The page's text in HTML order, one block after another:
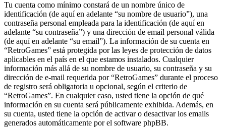
Tu cuenta como mínimo constará de un nombre único de
identificación (de aquí en adelante “su nombre de usuario”), una
contraseña personal empleada para la identificación (de aquí en
adelante “su contraseña”) y una dirección de email personal válida
(de aquí en adelante “su email”). La información de su cuenta en
“RetroGames” está protegida por las leyes de protección de datos
aplicables en el país en el que estamos instalados. Cualquier
información más allá de su nombre de usuario, su contraseña y su
dirección de e-mail requerida por “RetroGames” durante el proceso
de registro será obligatoria u opcional, según el criterio de
“RetroGames”. En cualquier caso, usted tiene la opción de qué
información en su cuenta será públicamente exhibida. Además, en
su cuenta, usted tiene la opción de activar o desactivar los emails
generados automáticamente por el software phpBB.